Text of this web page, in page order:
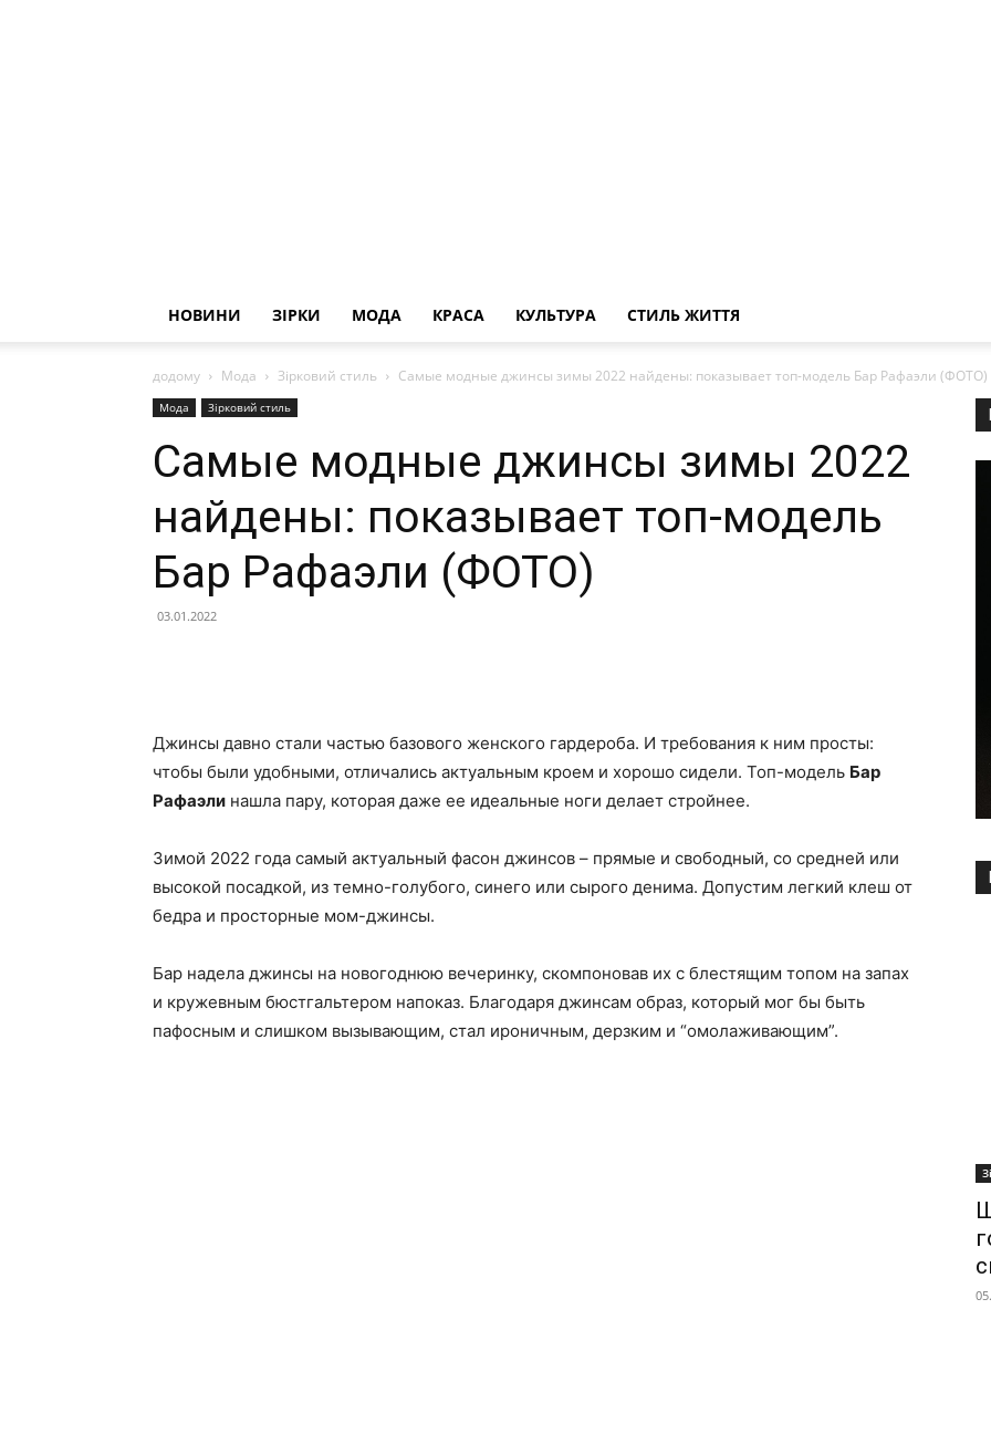
НОВИНИ ЗІРКИ МОДА КРАСА КУЛЬТУРА СТИЛЬ ЖИТТЯ
додому Мода Зірковий стиль Самые модные джинсы зимы 2022 найдены: показывает топ-модель Бар Рафаэли (ФОТО)
Мода Зірковий стиль
Самые модные джинсы зимы 2022
найдены: показывает топ-модель
Бар Рафаэли (ФОТО)
03.01.2022
Джинсы давно стали частью базового женского гардероба. И требования к ним просты:
чтобы были удобными, отличались актуальным кроем и хорошо сидели. Топ-модель Бар
Рафаэли нашла пару, которая даже ее идеальные ноги делает стройнее.
Зимой 2022 года самый актуальный фасон джинсов – прямые и свободный, со средней или
высокой посадкой, из темно-голубого, синего или сырого денима. Допустим легкий клеш от
бедра и просторные мом-джинсы.
Бар надела джинсы на новогоднюю вечеринку, скомпоновав их с блестящим топом на запах
и кружевным бюстгальтером напоказ. Благодаря джинсам образ, который мог бы быть
пафосным и слишком вызывающим, стал ироничным, дерзким и “омолаживающим”.